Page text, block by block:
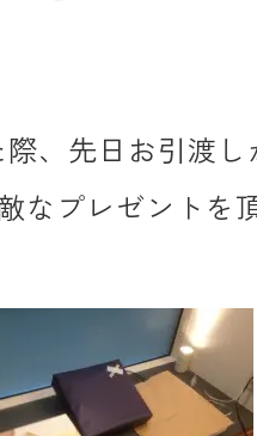
際、先日お引渡
なプレゼントを